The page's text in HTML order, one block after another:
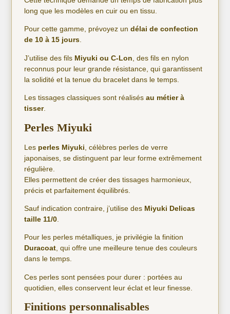
long que les modèles en cuir ou en tissu.
Pour cette gamme, prévoyez undélai de confection
de 10 à 15 jours.
J’utilise des fils Miyuki ou C-Lon , des fils en nylon
reconnus pour leur grande résistance, qui garantissent
la solidité et la tenue du bracelet dans le temps.
Les tissages classiques sont réalisésau métier à
tisser.
Perles Miyuki
Les perles Miyuki , célèbres perles de verre
japonaises, se distinguent par leur forme extrêmement
régulière.
Elles permettent de créer des tissages harmonieux,
précis et parfaitement équilibrés.
Sauf indication contraire, j’utilise des Miyuki Delicas
taille 11/0
Pour les perles métalliques, je privilégie la finition
Duracoat, qui offre une meilleure tenue des couleurs
dans le temps.
Ces perles sont pensées pour durer : portées au
quotidien, elles conservent leur éclat et leur finesse.
Finitions personnalisables